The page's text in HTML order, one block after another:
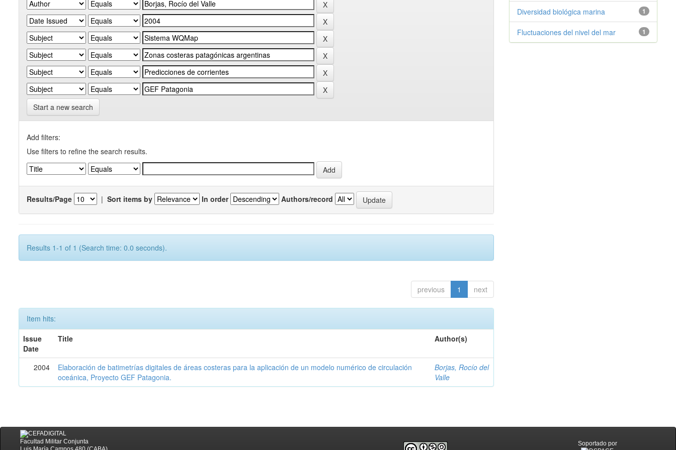
Start a new search
Add filters:
Use filters to refine the search results.
Results/Page | Sort items by In order Authors/record
Results 1-1 of 1 (Search time: 0.0 seconds).
previous 1 next
Item hits:
Issue
Date
Title Author(s)
2004
Elaboración de batimetrías digitales de áreas costeras para la aplicación de un modelo numérico de circulación
oceánica, Proyecto GEF Patagonia.
Borjas, Rocío del
Valle
1
Diversidad biológica marina
1
Fluctuaciones del nivel del mar
Facultad Militar Conjunta
Soportado por